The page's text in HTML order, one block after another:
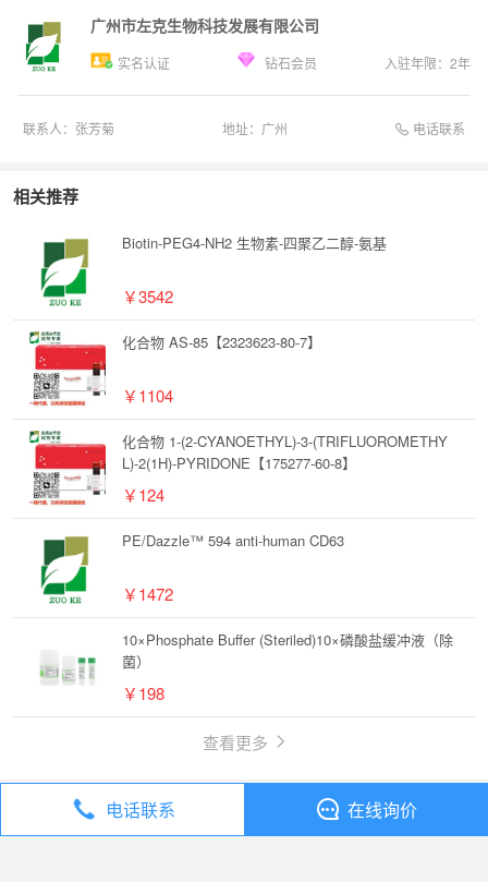
广州市左克生物科技发展有限公司
实名认证 钻石会员 入驻年限： 2年
联系人： 张芳菊 地址： 广州 电话联系
相关推荐
Biotin-PEG4-NH2 生物素-四聚乙二醇-氨基
￥3542
化合物 AS-85【2323623-80-7】
￥1104
化合物 1-(2-CYANOETHYL)-3-(TRIFLUOROMETHY
L)-2(1H)-PYRIDONE【175277-60-8】
￥124
PE/Dazzle™ 594 anti-human CD63
￥1472
10×Phosphate Buffer (Steriled)10×磷酸盐缓冲液（除
菌）
￥198
查看更多
全部分类 试剂
电话联系 在线询价